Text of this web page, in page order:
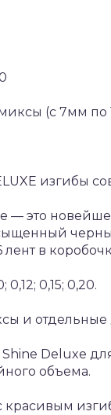
(с 7мм по
изгибы
— это
лент в
0,15; 0,20.
и
Deluxe
объема.
красивым